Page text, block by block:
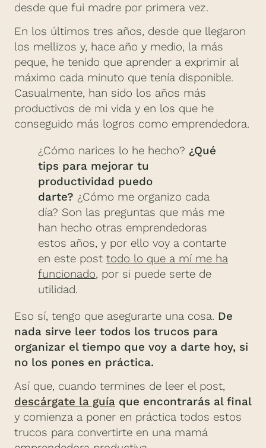
desde que fui madre por primera vez.
En los últimos tres años, desde que llegaron
los mellizos y, hace año y medio, la más
peque, he tenido que aprender a exprimir al
máximo cada minuto que tenía disponible.
Casualmente, han sido los años más
productivos de mi vida y en los que he
conseguido más logros como emprendedora.
¿Cómo narices lo he hecho? ¿Qué
tips para mejorar tu
productividad puedo
darte? ¿Cómo me organizo cada
día? Son las preguntas que más me
han hecho otras emprendedoras
estos años, y por ello voy a contarte
en este post todo lo que a mí me ha
funcionado, por si puede serte de
utilidad.
Eso sí, tengo que asegurarte una cosa. De
nada sirve leer todos los trucos para
organizar el tiempo que voy a darte hoy, si
no los pones en práctica.
Así que, cuando termines de leer el post,
descárgate la guía que encontrarás al final
y comienza a poner en práctica todos estos
trucos para convertirte en una mamá